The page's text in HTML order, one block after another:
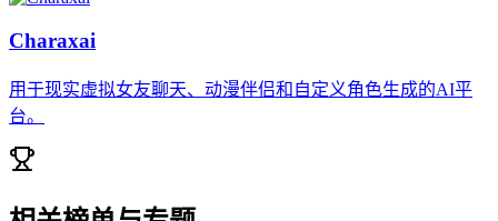
Charaxai
用于现实虚拟女友聊天、动漫伴侣和自定义角色生成的AI平
台。